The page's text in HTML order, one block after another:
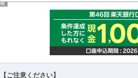
【ご注意ください】